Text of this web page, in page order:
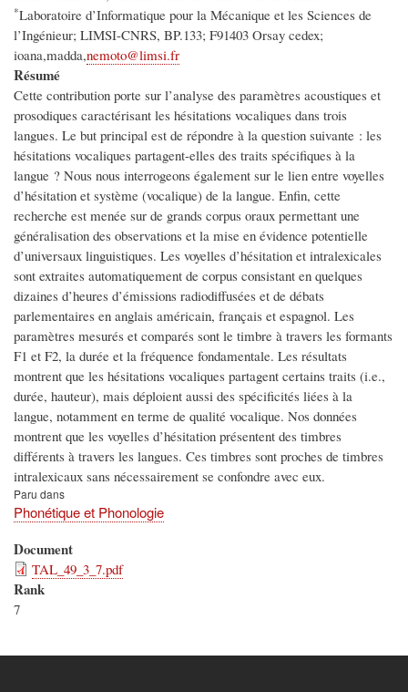
*Laboratoire d’Informatique pour la Mécanique et les Sciences de
l’Ingénieur; LIMSI-CNRS, BP.133; F91403 Orsay cedex;
ioana,madda,nemoto@limsi.fr
Résumé
Cette contribution porte sur l’analyse des paramètres acoustiques et
prosodiques caractérisant les hésitations vocaliques dans trois
langues. Le but principal est de répondre à la question suivante : les
hésitations vocaliques partagent-elles des traits spécifiques à la
langue ? Nous nous interrogeons également sur le lien entre voyelles
d’hésitation et système (vocalique) de la langue. Enfin, cette
recherche est menée sur de grands corpus oraux permettant une
généralisation des observations et la mise en évidence potentielle
d’universaux linguistiques. Les voyelles d’hésitation et intralexicales
sont extraites automatiquement de corpus consistant en quelques
dizaines d’heures d’émissions radiodiffusées et de débats
parlementaires en anglais américain, français et espagnol. Les
paramètres mesurés et comparés sont le timbre à travers les formants
F1 et F2, la durée et la fréquence fondamentale. Les résultats
montrent que les hésitations vocaliques partagent certains traits (i.e.,
durée, hauteur), mais déploient aussi des spécificités liées à la
langue, notamment en terme de qualité vocalique. Nos données
montrent que les voyelles d’hésitation présentent des timbres
différents à travers les langues. Ces timbres sont proches de timbres
intralexicaux sans nécessairement se confondre avec eux.
Paru dans
Phonétique et Phonologie
Document
TAL_49_3_7.pdf
Rank
7